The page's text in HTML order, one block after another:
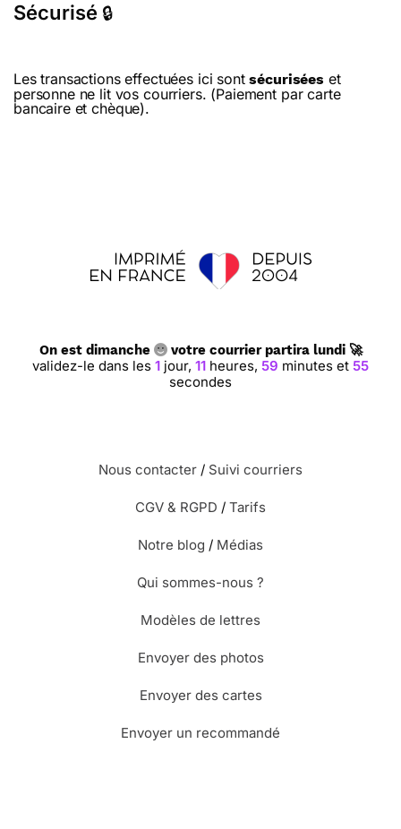
Sécurisé 🔒
Les transactions effectuées ici sontsécurisées et
personne ne lit vos courriers. (Paiement par carte
bancaire et chèque).
On est dimanche votre courrier partira lundi 🚀
validez-le dans les 1jour, 11heures, 59 minutes et 54
secondes
Nous contacter / Suivi courriers
CGV & RGPD / Tarifs
Notre blog / Médias
Qui sommes-nous ?
Modèles de lettres
Envoyer des photos
Envoyer des cartes
Envoyer un recommandé